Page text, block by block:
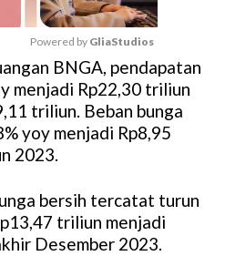
M
u
t
e
Powered by GliaStudios
BNGA, pendapatan
menjadi Rp22,30 triliun
triliun. Beban bunga
yoy menjadi Rp8,95
2023.
bersih tercatat turun
triliun menjadi
Desember 2023.